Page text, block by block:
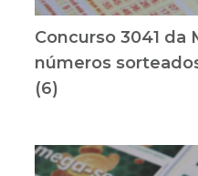
Concurso 3041 da
números
(6)